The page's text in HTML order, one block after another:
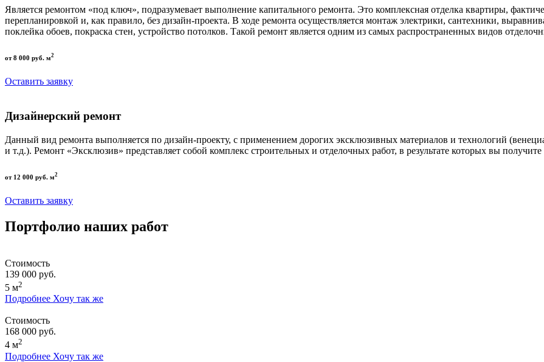
Является ремонтом «под ключ», подразумевает выполнение капитального ремонта. Это комплексная отделка квартиры,
перепланировкой и, как правило, без дизайн-проекта. В ходе ремонта осуществляется монтаж электрики, сантехники,
поклейка обоев, покраска стен, устройство потолков. Такой ремонт является одним из самых распространенных видов
от 8 000 руб. м2
Оставить заявку
Дизайнерский ремонт
Данный вид ремонта выполняется по дизайн-проекту, с применением дорогих эксклюзивных материалов и технологий
и т.д.). Ремонт «Эксклюзив» представляет собой комплекс строительных и отделочных работ, в результате которых вы получите
от 12 000 руб. м2
Оставить заявку
Портфолио наших работ
Стоимость
139 000 руб.
5 м2
Подробнее Хочу так же
Стоимость
168 000 руб.
4 м2
Подробнее Хочу так же